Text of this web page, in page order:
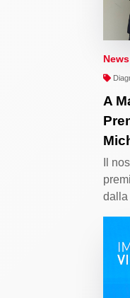
News
A
Il
dalla